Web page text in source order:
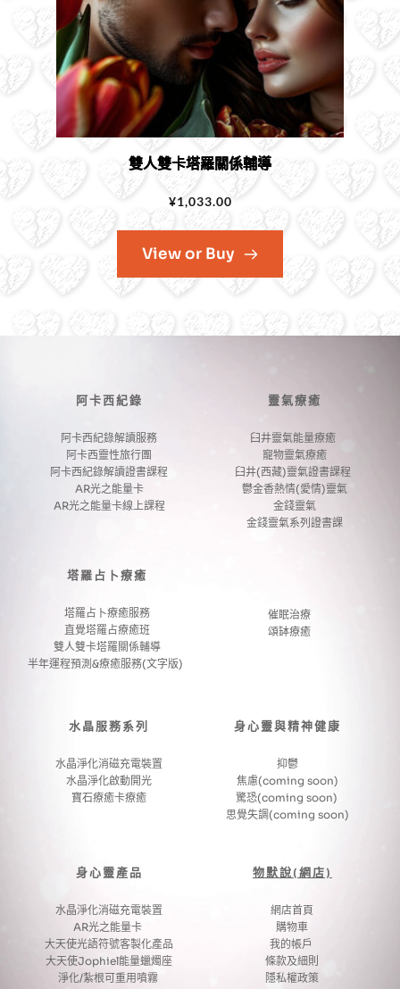
雙人雙卡塔羅關係輔導
¥1,033.00
View or Buy
阿卡西紀錄
阿卡西紀錄解讀服務
阿卡西靈性旅行團
阿卡西紀錄解讀證書課程
AR光之能量卡
AR光之能量卡線上課程
靈氣療癒
臼井靈氣能量療癒
寵物靈氣療癒
臼井(西藏)靈氣證書課程
鬱金香熱情(愛情)靈氣
金錢靈氣
金錢靈氣系列證書課
塔羅占卜療癒
塔羅占卜療癒服務
直覺塔羅占療癒班
雙人雙卡塔羅關係輔導
半年運程預測&療癒服務(文字版)
催眠治療
頌缽療癒
水晶服務系列
水晶淨化消磁充電裝置
水晶淨化啟動開光
寶石療癒卡療癒
身心靈與精神健康
抑鬱
焦慮(coming soon)
驚恐(coming soon)
思覺失調(coming soon)
身心靈產品
水晶淨化消磁充電裝置
AR光之能量卡
大天使光語符號客製化產品
大天使Jophiel能量蠟燭座
淨化/紮根可重用噴霧
物默說(網店)
網店首頁
購物車
我的帳戶
條款及細則
隱私權政策